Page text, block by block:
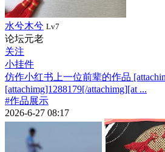
水兮木兮 Lv7
论坛元老
关注
小挂件
仿作小红书上一位前辈的作品
[attachimg]1288179[/attachimg][at ...
#作品展示
2026-6-27 08:17